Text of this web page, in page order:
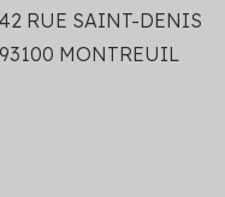
42 RUE SAINT-DENIS
93100 MONTREUIL